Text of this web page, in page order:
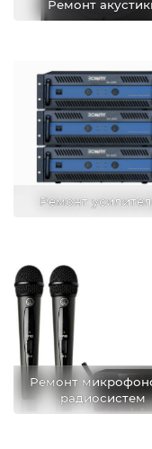
Ремонт
Ремонт
Ремонт
радиосистем